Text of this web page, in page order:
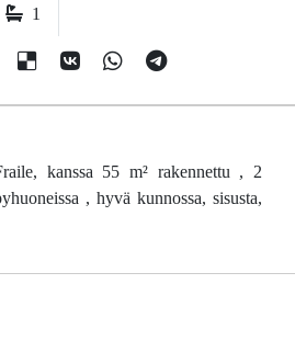
1
kanssa 55 m² rakennettu , 2
, hyvä kunnossa, sisusta,